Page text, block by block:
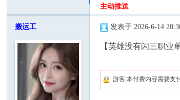
M
基
地
主动推送
搬运工 发表于 2026-6-14
【英雄没有闪三职
游客,本付费内容需要支